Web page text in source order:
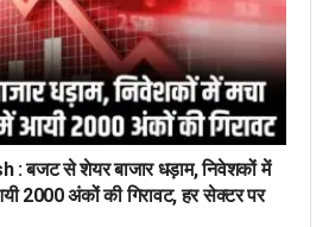
बजट से शेयर बाजार धड़ाम, निवेशकों में
2000 अंकों की गिरावट, हर सेक्टर पर